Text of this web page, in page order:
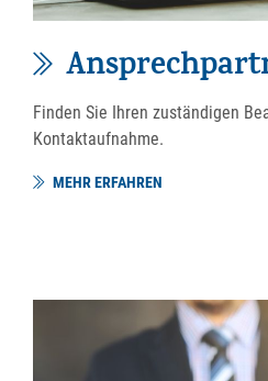
Finden Sie Ihren zuständigen
Kontaktaufnahme.
MEHR ERFAHREN